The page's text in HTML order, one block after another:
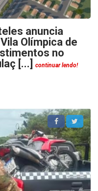
anuncia
Olímpica de
no
[...]
continuar lendo!